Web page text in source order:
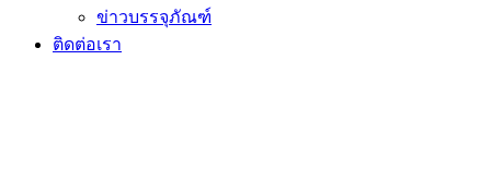
ข่าวบรรจุภัณฑ์
ติดต่อเรา